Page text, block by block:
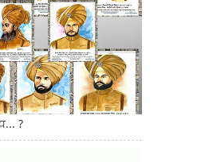
?